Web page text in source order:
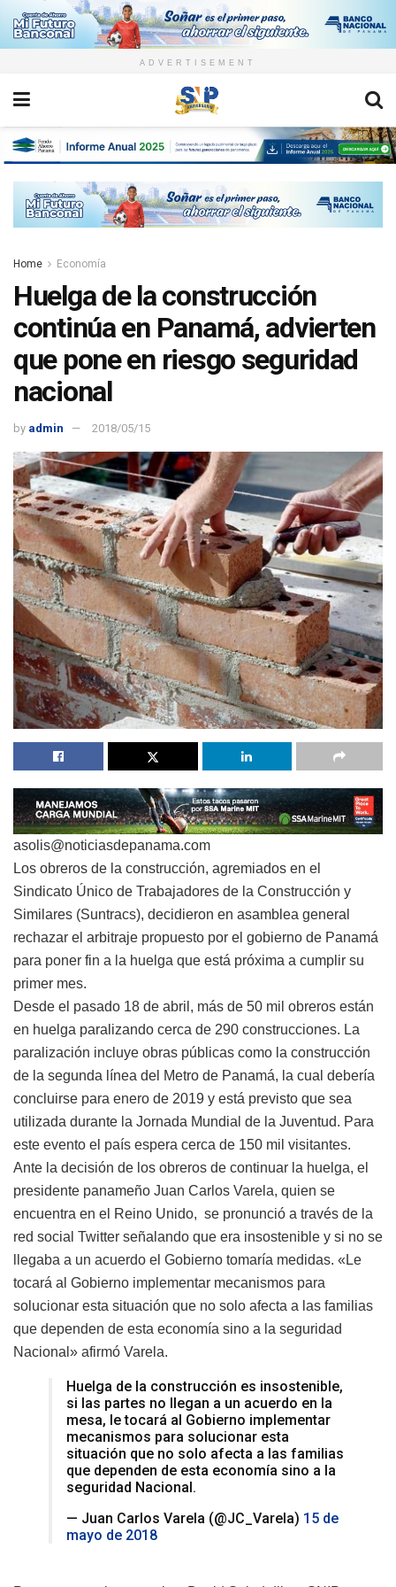
ADVERTISEMENT
Home Economía
Huelga de la construcción
continúa en Panamá, advierten
que pone en riesgo seguridad
nacional
by admin 2018/05/15
asolis@noticiasdepanama.com
Los obreros de la construcción, agremiados en el
Sindicato Único de Trabajadores de la Construcción y
Similares (Suntracs), decidieron en asamblea general
rechazar el arbitraje propuesto por el gobierno de Panamá
para poner fin a la huelga que está próxima a cumplir su
primer mes.
Desde el pasado 18 de abril, más de 50 mil obreros están
en huelga paralizando cerca de 290 construcciones. La
paralización incluye obras públicas como la construcción
de la segunda línea del Metro de Panamá, la cual debería
concluirse para enero de 2019 y está previsto que sea
utilizada durante la Jornada Mundial de la Juventud. Para
este evento el país espera cerca de 150 mil visitantes.
Ante la decisión de los obreros de continuar la huelga, el
presidente panameño Juan Carlos Varela, quien se
encuentra en el Reino Unido, se pronunció a través de la
red social Twitter señalando que era insostenible y si no se
llegaba a un acuerdo el Gobierno tomaría medidas. «Le
tocará al Gobierno implementar mecanismos para
solucionar esta situación que no solo afecta a las familias
que dependen de esta economía sino a la seguridad
Nacional» afirmó Varela.
Huelga de la construcción es insostenible,
si las partes no llegan a un acuerdo en la
mesa, le tocará al Gobierno implementar
mecanismos para solucionar esta
situación que no solo afecta a las familias
que dependen de esta economía sino a la
seguridad Nacional.
— Juan Carlos Varela (@JC_Varela) 15 de
mayo de 2018